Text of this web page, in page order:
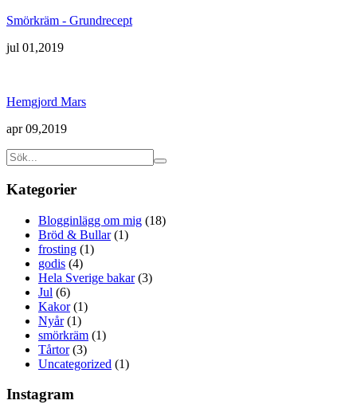
Smörkräm - Grundrecept
jul 01,2019
Hemgjord Mars
apr 09,2019
Kategorier
Blogginlägg om mig (18)
Bröd & Bullar(1)
frosting (1)
godis (4)
Hela Sverige bakar(3)
Jul (6)
Kakor(1)
Nyår(1)
smörkräm (1)
Tårtor(3)
Uncategorized (1)
Instagram